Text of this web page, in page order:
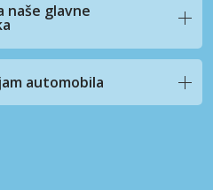
naše glavne
automobila